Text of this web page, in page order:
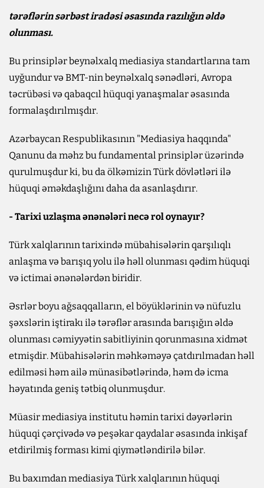
tərəflərin sərbəst iradəsi əsasında razılığın əldə
olunması.
Bu prinsiplər beynəlxalq mediasiya standartlarına tam
uyğundur və BMT-nin beynəlxalq sənədləri, Avropa
təcrübəsi və qabaqcıl hüquqi yanaşmalar əsasında
formalaşdırılmışdır.
Azərbaycan Respublikasının "Mediasiya haqqında"
Qanunu da məhz bu fundamental prinsiplər üzərində
qurulmuşdur ki, bu da ölkəmizin Türk dövlətləri ilə
hüquqi əməkdaşlığını daha da asanlaşdırır.
- Tarixi uzlaşma ənənələri necə rol oynayır?
Türk xalqlarının tarixində mübahisələrin qarşılıqlı
anlaşma və barışıq yolu ilə həll olunması qədim hüquqi
və ictimai ənənələrdən biridir.
Əsrlər boyu ağsaqqalların, el böyüklərinin və nüfuzlu
şəxslərin iştirakı ilə tərəflər arasında barışığın əldə
olunması cəmiyyətin sabitliyinin qorunmasına xidmət
etmişdir. Mübahisələrin məhkəməyə çatdırılmadan həll
edilməsi həm ailə münasibətlərində, həm də icma
həyatında geniş tətbiq olunmuşdur.
Müasir mediasiya institutu həmin tarixi dəyərlərin
hüquqi çərçivədə və peşəkar qaydalar əsasında inkişaf
etdirilmiş forması kimi qiymətləndirilə bilər.
Bu baxımdan mediasiya Türk xalqlarının hüquqi